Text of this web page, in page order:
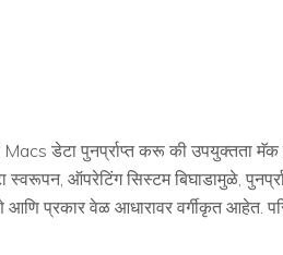
डेटा पुनर्प्राप्त करू की उपयुक्तता मॅक
ऑपरेटिंग सिस्टम बिघाडामुळे,
प्रकार वेळ आधारावर वर्गीकृत आहेत.